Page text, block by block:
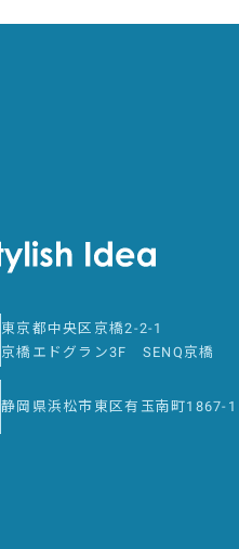
東京都中央区京橋2-2-1
京橋エドグラン3F SENQ京橋
静岡県浜松市東区有玉南町1867-1